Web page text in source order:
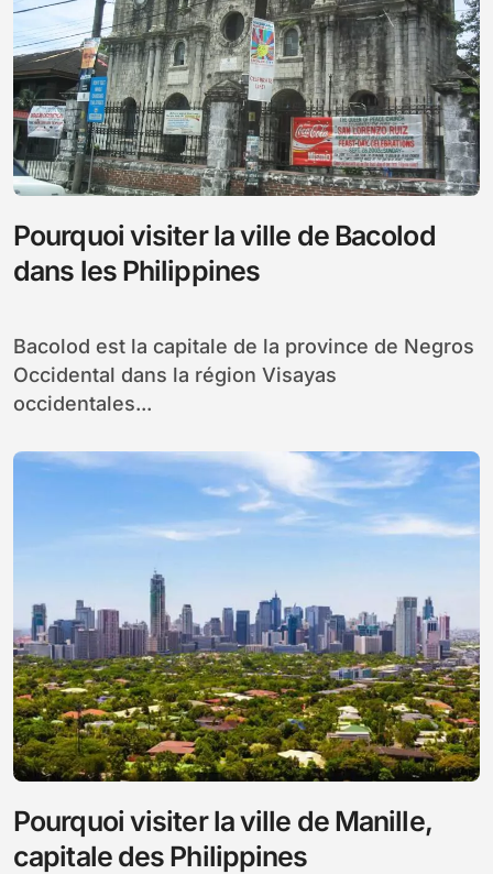
Pourquoi visiter la ville de Bacolod
dans les Philippines
Bacolod est la capitale de la province de Negros
Occidental dans la région Visayas
occidentales...
Pourquoi visiter la ville de Manille,
capitale des Philippines